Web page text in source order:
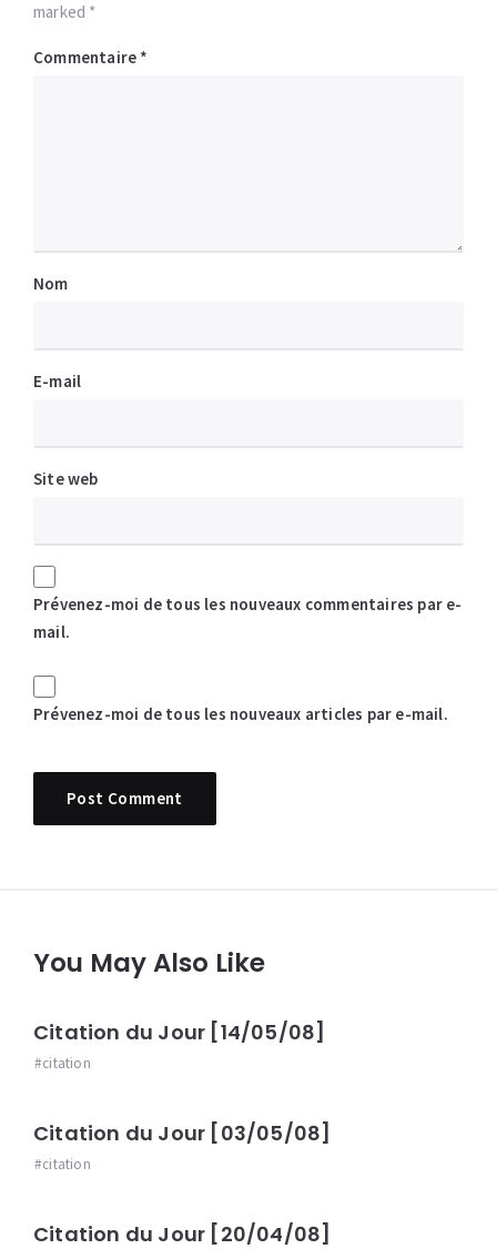
marked *
Commentaire *
Nom
E-mail
Site web
Prévenez-moi de tous les nouveaux commentaires par e-
mail.
Prévenez-moi de tous les nouveaux articles par e-mail.
You May Also Like
Citation du Jour [14/05/08]
citation
Citation du Jour [03/05/08]
citation
Citation du Jour [20/04/08]